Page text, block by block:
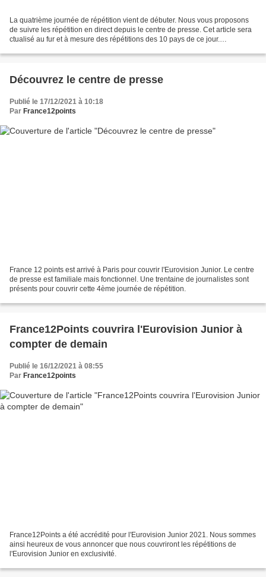
La quatrième journée de répétition vient de débuter. Nous vous proposons
de suivre les répétition en direct depuis le centre de presse. Cet article sera
ctualisé au fur et à mesure des répétitions des 10 pays de ce jour.
Découvrez le centre de presse
Publié le 17/12/2021 à 10:18
Par France12points
France 12 points est arrivé à Paris pour couvrir l'Eurovision Junior. Le centre
de presse est familiale mais fonctionnel. Une trentaine de journalistes sont
présents pour couvrir cette 4ème journée de répétition.
France12Points couvrira l'Eurovision Junior à
compter de demain
Publié le 16/12/2021 à 08:55
Par France12points
France12Points a été accrédité pour l'Eurovision Junior 2021. Nous sommes
ainsi heureux de vous annoncer que nous couvriront les répétitions de
l'Eurovision Junior en exclusivité.